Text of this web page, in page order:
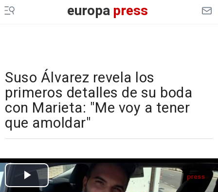
europapress
Suso Álvarez revela los
primeros detalles de su boda
con Marieta: "Me voy a tener
que amoldar"